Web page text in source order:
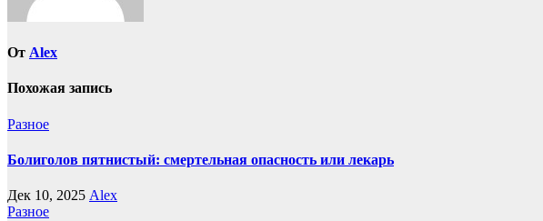
От Alex
Похожая запись
Разное
Болиголов пятнистый: смертельная опасность или лекарь
Дек 10, 2025 Alex
Разное